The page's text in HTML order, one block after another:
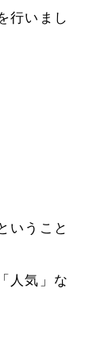
行いまし
いうこと
人気」な